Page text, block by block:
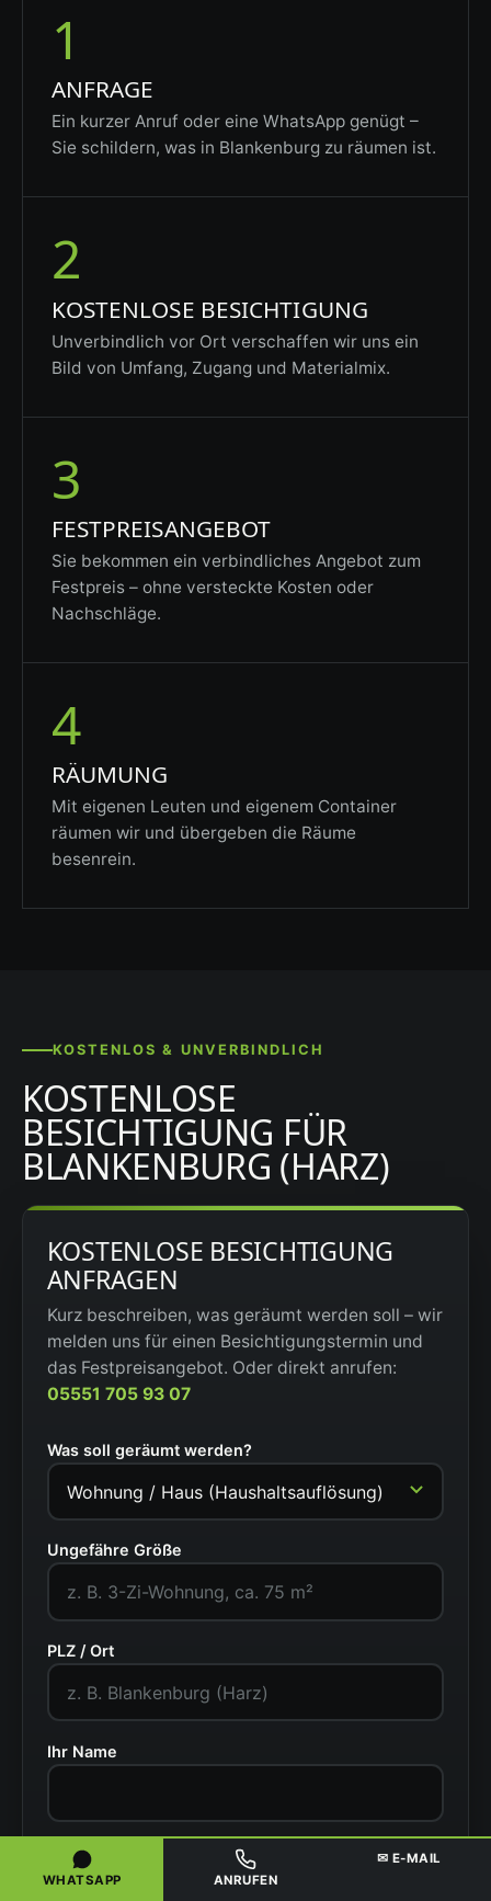
1
ANFRAGE
Ein kurzer Anruf oder eine WhatsApp genügt –
Sie schildern, was in Blankenburg zu räumen ist.
2
KOSTENLOSE BESICHTIGUNG
Unverbindlich vor Ort verschaffen wir uns ein
Bild von Umfang, Zugang und Materialmix.
3
FESTPREISANGEBOT
Sie bekommen ein verbindliches Angebot zum
Festpreis – ohne versteckte Kosten oder
Nachschläge.
4
RÄUMUNG
Mit eigenen Leuten und eigenem Container
räumen wir und übergeben die Räume
besenrein.
KOSTENLOS & UNVERBINDLICH
KOSTENLOSE
BESICHTIGUNG FÜR
BLANKENBURG (HARZ)
KOSTENLOSE BESICHTIGUNG
ANFRAGEN
Kurz beschreiben, was geräumt werden soll – wir
melden uns für einen Besichtigungstermin und
das Festpreisangebot. Oder direkt anrufen:
05551 705 93 07
Was soll geräumt werden?
Ungefähre Größe
PLZ / Ort
Ihr Name
Telefonnummer
WHATSAPP ANRUFEN
✉ E-MAIL